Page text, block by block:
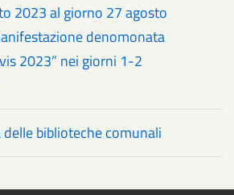
2023 al giorno 27 agosto
denomonata
2023” nei giorni 1-2
biblioteche comunali